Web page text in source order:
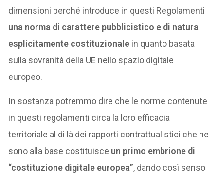
dimensioni perché introduce in questi Regolamenti
una norma di carattere pubblicistico e di natura
esplicitamente costituzionale in quanto basata
sulla sovranità della UE nello spazio digitale
europeo.
In sostanza potremmo dire che le norme contenute
in questi regolamenti circa la loro efficacia
territoriale al di là dei rapporti contrattualistici che ne
sono alla base costituisce un primo embrione di
“costituzione digitale europea”, dando così senso